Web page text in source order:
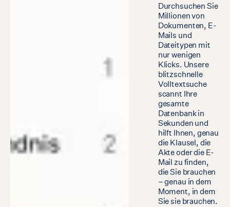
Durchsuchen Sie
Millionen von
Dokumenten, E-
Mails und
Dateitypen mit
nur wenigen
Klicks. Unsere
blitzschnelle
Volltextsuche
scannt Ihre
gesamte
Datenbank in
Sekunden und
hilft Ihnen, genau
die Klausel, die
Akte oder die E-
Mail zu finden,
die Sie brauchen
– genau in dem
Moment, in dem
Sie sie brauchen.